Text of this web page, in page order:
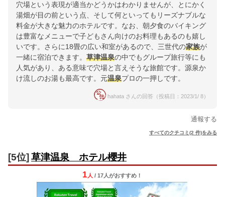
穴場という表現が適当かどうかはわかりませんが、とにかく
湯畑が目の前という点、そして何といってもリーズナブルな
料金が大きな魅力のホテルです。なお、朝夕食のバイキング
は豊富なメニューで子どもさん向けのお料理もあるのも嬉し
いです。さらに18畳の広い和室があるので、三世代の家族が
一緒に宿泊できます。 草津温泉の中でもグループ旅行等にも
人気があり、ある意味で穴場と言えそうな旅館です。源泉か
け流しのお湯も最高です。元温泉プロの一押しです。
hahata さんの回答（投稿日：2023/1/ 8）
通報する
すべてのクチコミ(2 件)をみる
[5位] 草津温泉 ホテル櫻井
1 人 / 17人がおすすめ！